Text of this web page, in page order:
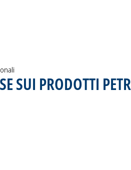
SUI PRODOTTI